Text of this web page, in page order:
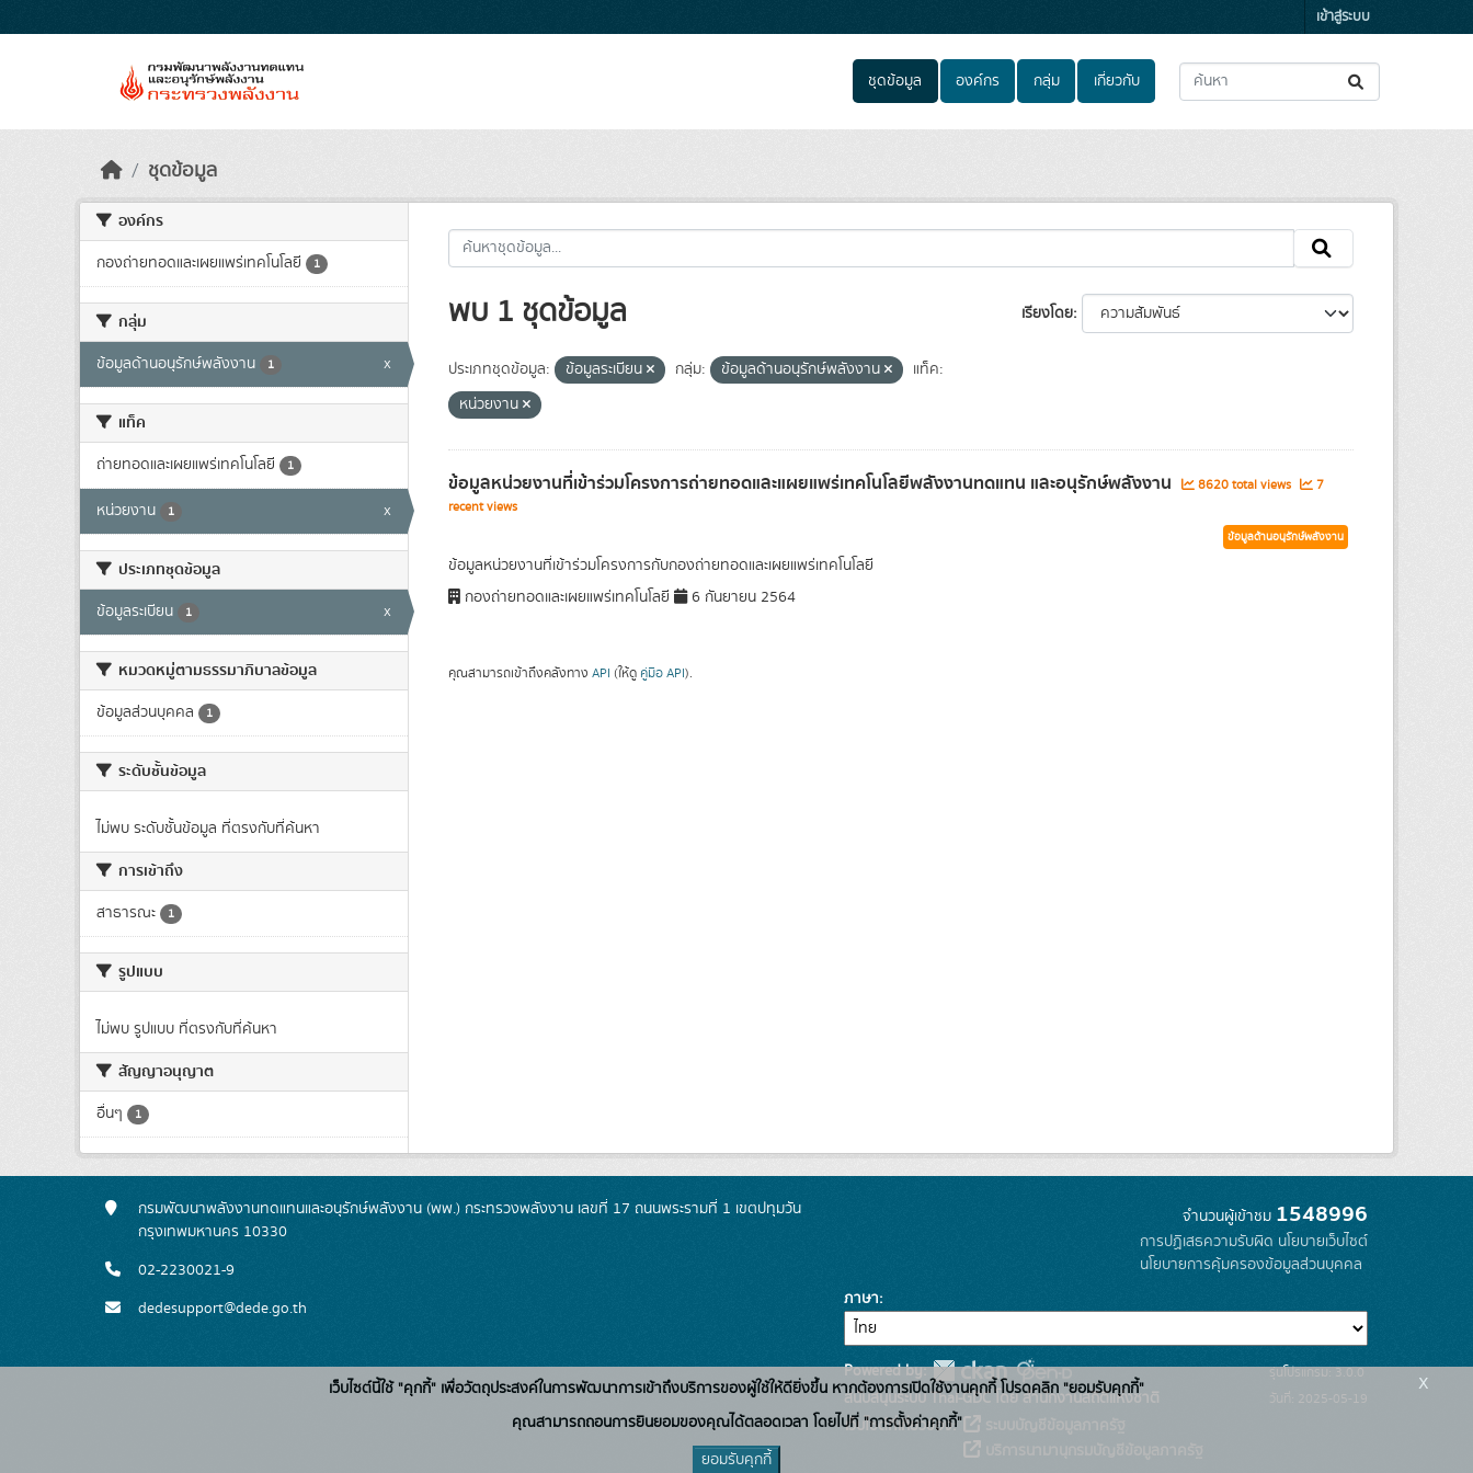
เข้าสู่ระบบ
ชุดข้อมูล องค์กร กลุ่ม เกี่ยวกับ
ชุดข้อมูล
องค์กร
กองถ่ายทอดและเผยแพร่เทคโนโลยี 1
กลุ่ม
ข้อมูลด้านอนุรักษ์พลังงาน 1 x
แท็ค
ถ่ายทอดและเผยแพร่เทคโนโลยี 1
หน่วยงาน 1 x
ประเภทชุดข้อมูล
ข้อมูลระเบียน 1 x
หมวดหมู่ตามธรรมาภิบาลข้อมูล
ข้อมูลส่วนบุคคล 1
ระดับชั้นข้อมูล
ไม่พบ ระดับชั้นข้อมูล ที่ตรงกับที่ค้นหา
การเข้าถึง
สาธารณะ 1
รูปแบบ
ไม่พบ รูปแบบ ที่ตรงกับที่ค้นหา
สัญญาอนุญาต
อื่นๆ 1
เรียงโดย
พบ 1 ชุดข้อมูล
ประเภทชุดข้อมูล: ข้อมูลระเบียน กลุ่ม: ข้อมูลด้านอนุรักษ์พลังงาน
แท็ค:
หน่วยงาน
ข้อมูลหน่วยงานที่เข้าร่วมโครงการถ่ายทอดและแผยแพร่เทคโนโลยีพลังงานทดแทน และอนุรักษ์พลังงาน 8620 total views
7
recent views
ข้อมูลด้านอนุรักษ์พลังงาน
ข้อมูลหน่วยงานที่เข้าร่วมโครงการกับกองถ่ายทอดและเผยแพร่เทคโนโลยี
กองถ่ายทอดและเผยแพร่เทคโนโลยี
6 กันยายน 2564
คุณสามารถเข้าถึงคลังทาง API (ให้ดู คู่มือ API).
กรมพัฒนาพลังงานทดแทนและอนุรักษ์พลังงาน (พพ.) กระทรวงพลังงาน เลขที่ 17 ถนนพระรามที่ 1 เขตปทุมวัน
กรุงเทพมหานคร 10330
02-2230021-9
dedesupport@dede.go.th
จำนวนผู้เข้าชม 1548996
การปฏิเสธความรับผิด นโยบายเว็บไซต์
นโยบายการคุ้มครองข้อมูลส่วนบุคคล
ภาษา
Powered by:
สนับสนุนระบบ Thai-GDC โดย สำนักงานสถิติแห่งชาติ
เว็บไซต์ที่เกี่ยวข้อง:
รุ่นโปรแกรม: 3.0.0
วันที่: 2025-05-19
เว็บไซต์นี้ใช้ "คุกกี้" เพื่อวัตถุประสงค์ในการพัฒนาการเข้าถึงบริการของผู้ใช้ให้ดียิ่งขึ้น หากต้องการเปิดใช้งานคุกกี้ โปรดคลิก "ยอมรับคุกกี้"
คุณสามารถถอนการยินยอมของคุณได้ตลอดเวลา โดยไปที่ "การตั้งค่าคุกกี้"
ยอมรับคุกกี้
x